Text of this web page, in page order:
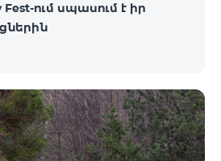
Fest-ում սպասում է իր